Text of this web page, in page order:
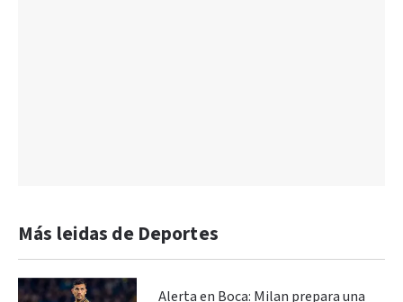
Más leidas de Deportes
Alerta en Boca: Milan prepara una